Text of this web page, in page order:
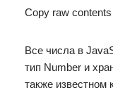
Copy raw contents
Все числа в
тип Number и
также известном